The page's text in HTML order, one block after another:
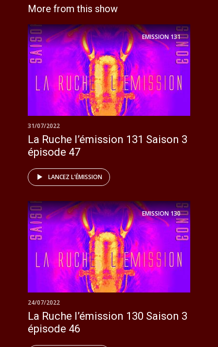
More from this show
EMISSION131
31/07/2022
La Ruche l’émission 131 Saison 3
épisode 47
LANCEZ L'ÉMISSION
EMISSION130
24/07/2022
La Ruche l’émission 130 Saison 3
épisode 46